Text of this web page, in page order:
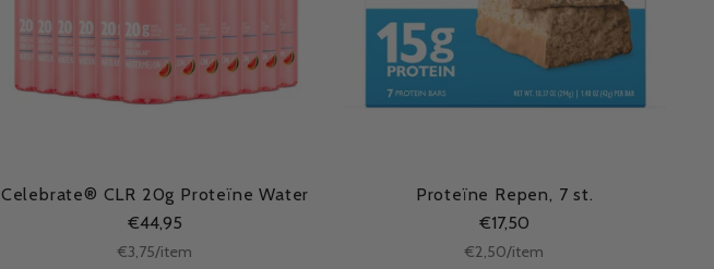
Celebrate® CLR 20g Proteïne Water
€44,95
Stukprijs
€3,75/per
item
Proteïne Repen, 7 st.
€17,50
Stukprijs
€2,50/per
item